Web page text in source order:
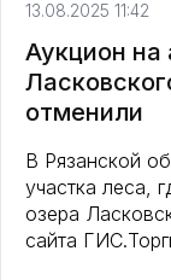
13.08.2025 11:42
Аукцион на
отменили
В Рязанской
участка леса,
озера
сайта